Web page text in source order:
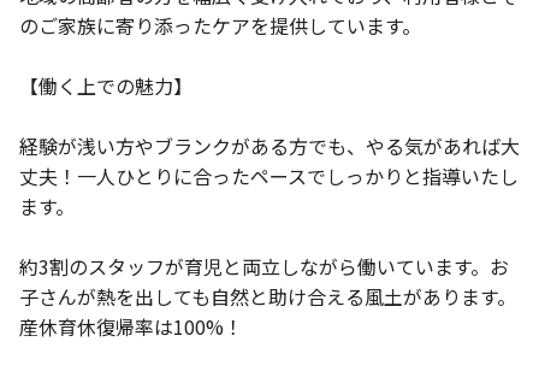
のご家族に寄り添ったケアを提供しています。
【働く上での魅力】
経験が浅い方やブランクがある方でも、やる気があれば大
丈夫！一人ひとりに合ったペースでしっかりと指導いたし
ます。
約3割のスタッフが育児と両立しながら働いています。お
子さんが熱を出しても自然と助け合える風土があります。
産休育休復帰率は100%！